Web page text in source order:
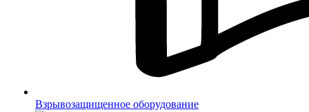
Взрывозащищенное оборудование